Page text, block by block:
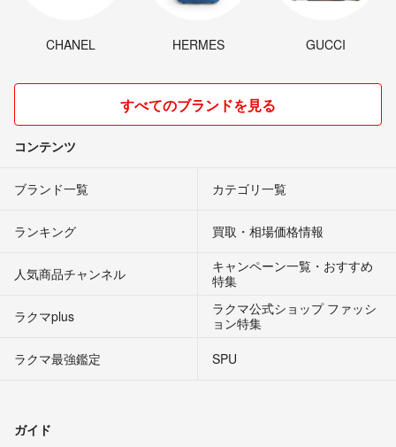
CHANEL HERMES GUCCI
すべてのブランドを見る
コンテンツ
ブランド一覧 カテゴリ一覧
ランキング 買取・相場価格情報
人気商品チャンネル
キャンペーン一覧・おすすめ
特集
ラクマplus
ラクマ公式ショップ ファッシ
ョン特集
ラクマ最強鑑定
SPU
ガイド